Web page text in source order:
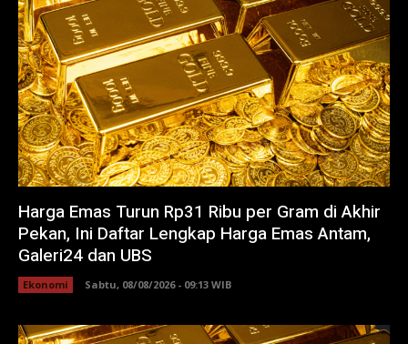
Harga Emas Turun Rp31 Ribu per Gram di Akhir
Pekan, Ini Daftar Lengkap Harga Emas Antam,
Galeri24 dan UBS
Ekonomi Sabtu, 08/08/2026 - 09:13 WIB